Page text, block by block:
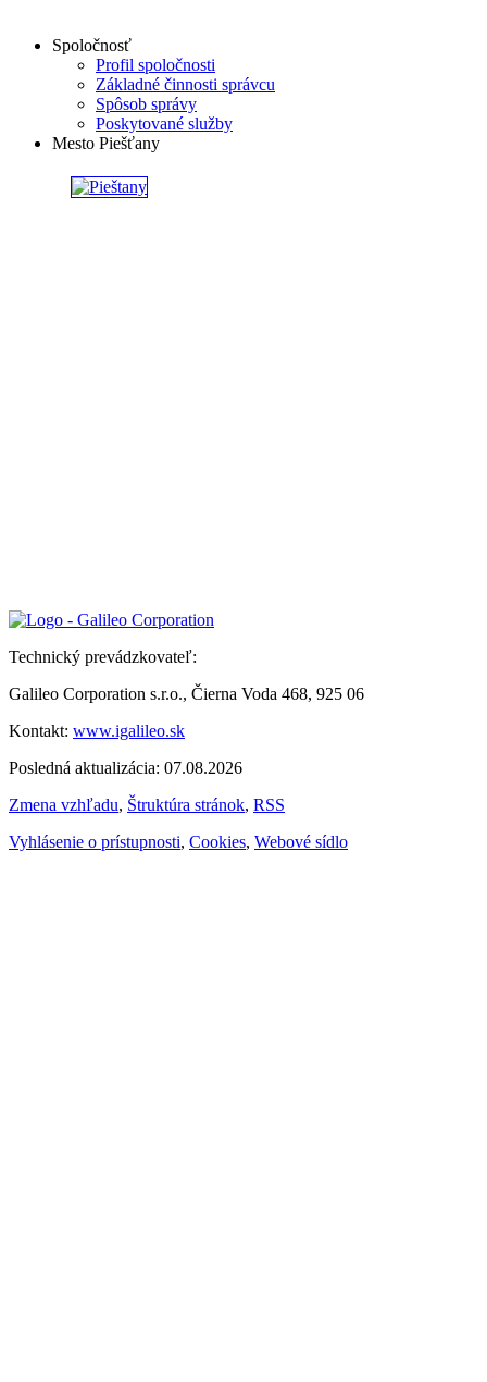
Spoločnosť
Profil spoločnosti
Základné činnosti správcu
Spôsob správy
Poskytované služby
Mesto Piešťany
Technický prevádzkovateľ:
Galileo Corporation s.r.o., Čierna Voda 468, 925 06
Kontakt: www.igalileo.sk
Posledná aktualizácia: 07.08.2026
Zmena vzhľadu, Štruktúra stránok, RSS
Vyhlásenie o prístupnosti, Cookies, Webové sídlo